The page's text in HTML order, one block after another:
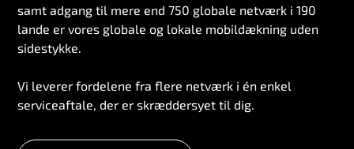
samt adgang til mere end 750 globale netværk i 190
lande er vores globale og lokale mobildækning uden
sidestykke.
Vi leverer fordelene fra flere netværk i én enkel
serviceaftale, der er skræddersyet til dig.